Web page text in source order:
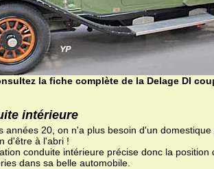
la fiche complète de la Delage DI
intérieure
années 20, on n'a plus besoin d'un
d'être à l'abri !
conduite intérieure précise donc la
dans sa belle automobile.